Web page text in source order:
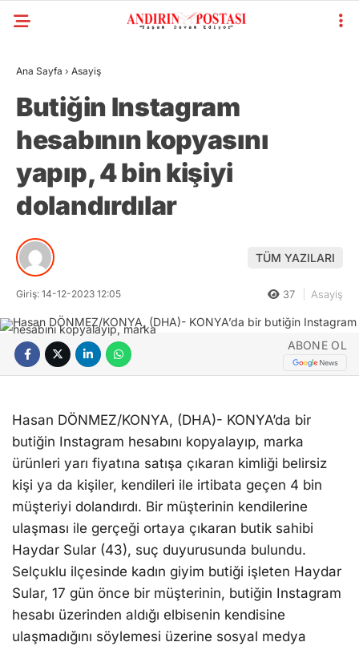
Ana Sayfa › Asayiş
Butiğin Instagram
hesabının kopyasını
yapıp, 4 bin kişiyi
dolandırdılar
TÜM YAZILARI
Giriş: 14-12-2023 12:05 37 Asayiş
ABONE OL
Hasan DÖNMEZ/KONYA, (DHA)- KONYA’da bir
butiğin Instagram hesabını kopyalayıp, marka
ürünleri yarı fiyatına satışa çıkaran kimliği belirsiz
kişi ya da kişiler, kendileri ile irtibata geçen 4 bin
müşteriyi dolandırdı. Bir müşterinin kendilerine
ulaşması ile gerçeği ortaya çıkaran butik sahibi
Haydar Sular (43), suç duyurusunda bulundu.
Selçuklu ilçesinde kadın giyim butiği işleten Haydar
Sular, 17 gün önce bir müşterinin, butiğin Instagram
hesabı üzerinden aldığı elbisenin kendisine
ulaşmadığını söylemesi üzerine sosyal medya